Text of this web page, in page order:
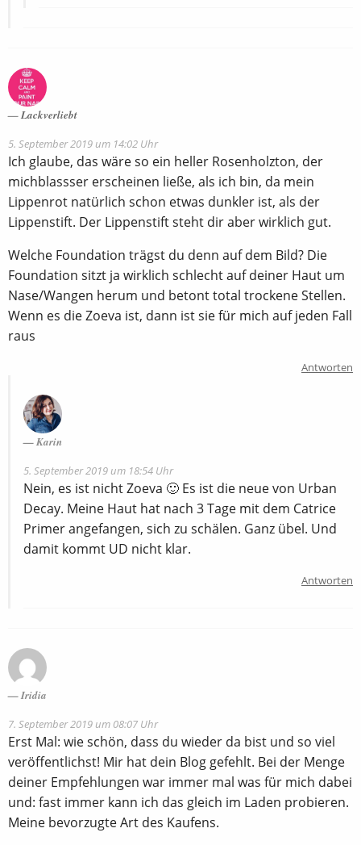
Lackverliebt
5. September 2019 um 14:02 Uhr
Ich glaube, das wäre so ein heller Rosenholzton, der
michblassser erscheinen ließe, als ich bin, da mein
Lippenrot natürlich schon etwas dunkler ist, als der
Lippenstift. Der Lippenstift steht dir aber wirklich gut.
Welche Foundation trägst du denn auf dem Bild? Die
Foundation sitzt ja wirklich schlecht auf deiner Haut um
Nase/Wangen herum und betont total trockene Stellen.
Wenn es die Zoeva ist, dann ist sie für mich auf jeden Fall
raus
Antworten
Karin
5. September 2019 um 18:54 Uhr
Nein, es ist nicht Zoeva 🙂 Es ist die neue von Urban
Decay. Meine Haut hat nach 3 Tage mit dem Catrice
Primer angefangen, sich zu schälen. Ganz übel. Und
damit kommt UD nicht klar.
Antworten
Iridia
7. September 2019 um 08:07 Uhr
Erst Mal: wie schön, dass du wieder da bist und so viel
veröffentlichst! Mir hat dein Blog gefehlt. Bei der Menge
deiner Empfehlungen war immer mal was für mich dabei
und: fast immer kann ich das gleich im Laden probieren.
Meine bevorzugte Art des Kaufens.